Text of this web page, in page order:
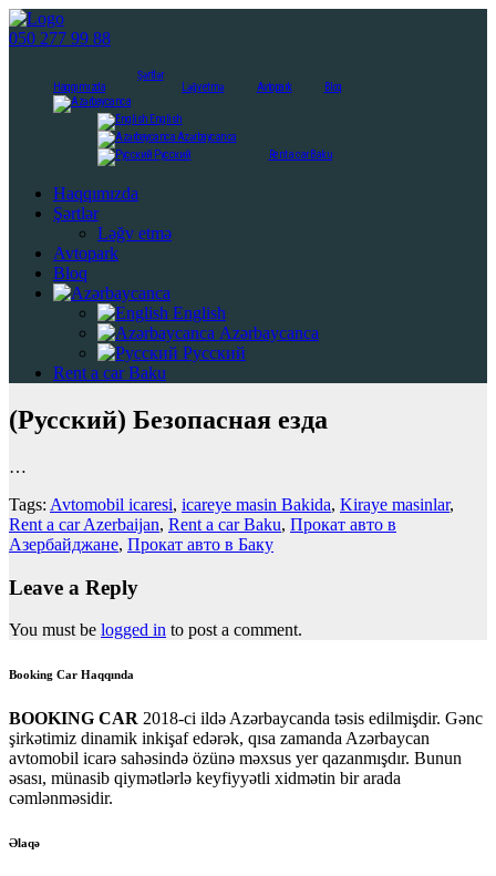
050 277 99 88
Haqqımızda
Şərtlər
Ləğv etmə
Avtopark Bloq
English
Azərbaycanca
Русский
Rent a car Baku
Haqqımızda
Şərtlər
Ləğv etmə
Avtopark
Bloq
English
Azərbaycanca
Русский
Rent a car Baku
(Русский) Безопасная езда
…
Tags: Avtomobil icaresi, icareye masin Bakida, Kiraye masinlar,
Rent a car Azerbaijan, Rent a car Baku, Прокат авто в
Азербайджане, Прокат авто в Баку
Leave a Reply
You must be logged in to post a comment.
Booking Car Haqqında
BOOKING CAR 2018-ci ildə Azərbaycanda təsis edilmişdir. Gənc
şirkətimiz dinamik inkişaf edərək, qısa zamanda Azərbaycan
avtomobil icarə sahəsində özünə məxsus yer qazanmışdır. Bunun
əsası, münasib qiymətlərlə keyfiyyətli xidmətin bir arada
cəmlənməsidir.
Əlaqə